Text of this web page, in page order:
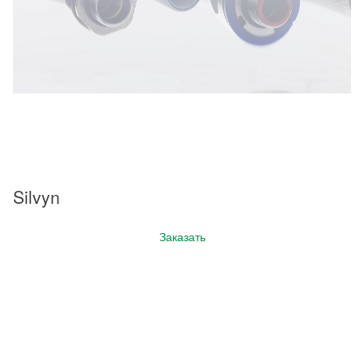
Silvyn
Заказать